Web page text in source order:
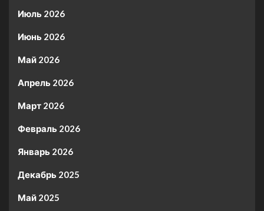
Июль 2026
Июнь 2026
Май 2026
Апрель 2026
Март 2026
Февраль 2026
Январь 2026
Декабрь 2025
Май 2025